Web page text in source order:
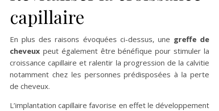
capillaire
En plus des raisons évoquées ci-dessus, une greffe de
cheveux peut également être bénéfique pour stimuler la
croissance capillaire et ralentir la progression de la calvitie
notamment chez les personnes prédisposées à la perte
de cheveux.
L’implantation capillaire favorise en effet le développement